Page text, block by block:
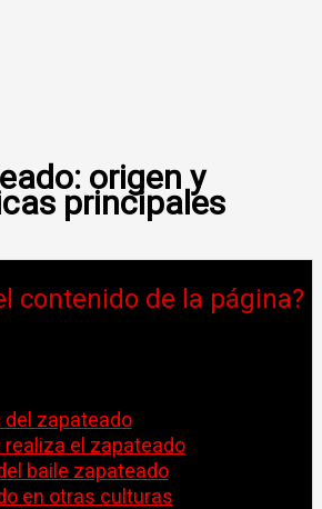
origen y
principales
contenido de la página?
del zapateado
realiza el zapateado
baile zapateado
en otras culturas